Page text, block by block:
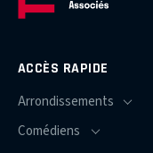
ACCÈS RAPIDE